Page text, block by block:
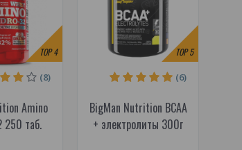
TOP4
Amino
250 таб.
(8)
TOP5
BigMan Nutrition BCAA
+ электролиты 300г
(6)